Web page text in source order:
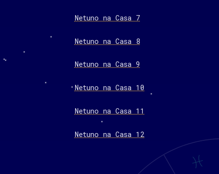
Netuno na Casa 7
Netuno na Casa 8
Netuno na Casa 9
Netuno na Casa 10
Netuno na Casa 11
Netuno na Casa 12